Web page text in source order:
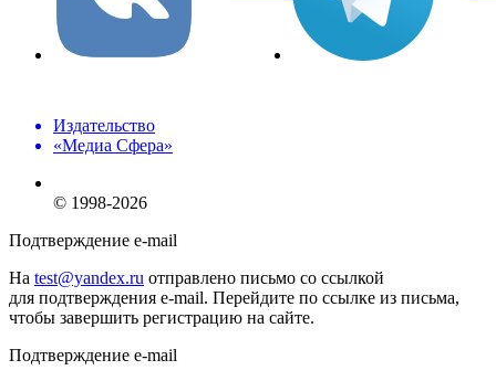
Издательство
«Медиа Сфера»
© 1998-2026
Подтверждение e-mail
На test@yandex.ru отправлено письмо со ссылкой
для подтверждения e-mail. Перейдите по ссылке из письма,
чтобы завершить регистрацию на сайте.
Подтверждение e-mail